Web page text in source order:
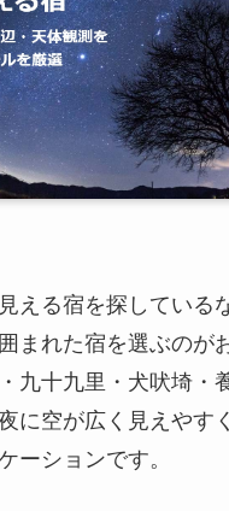
える宿を探している
まれた宿を選ぶのが
九十九里・犬吠埼・
に空が広く見えやす
ーションです。